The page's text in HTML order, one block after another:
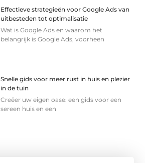
Effectieve strategieën voor Google Ads van
uitbesteden tot optimalisatie
Wat is Google Ads en waarom het
belangrijk is Google Ads, voorheen
Snelle gids voor meer rust in huis en plezier
in de tuin
Creëer uw eigen oase: een gids voor een
sereen huis en een